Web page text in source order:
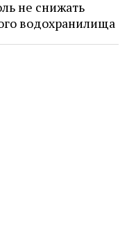
не снижать
водохранилища